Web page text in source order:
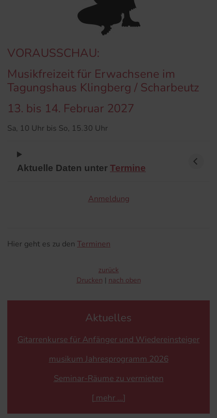
VORAUSSCHAU:
Musikfreizeit für Erwachsene im
Tagungshaus Klingberg / Scharbeutz
13. bis 14. Februar 2027
Sa, 10 Uhr bis So, 15.30 Uhr
Aktuelle Daten unter Termine
Anmeldung
Hier geht es zu den Terminen
zurück
Drucken
nach oben
Aktuelles
Gitarrenkurse für Anfänger und Wiedereinsteiger
musikum Jahresprogramm 2026
Seminar-Räume zu vermieten
[ mehr ]